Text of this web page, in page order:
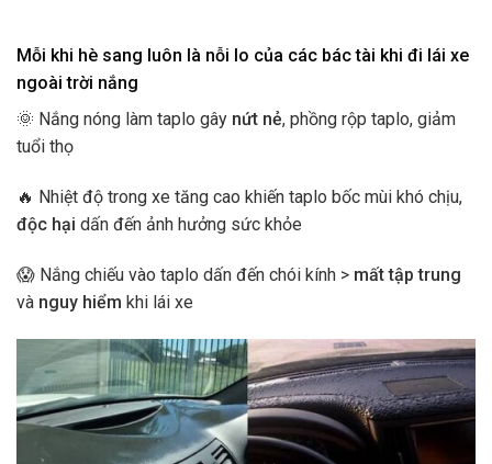
Mỗi khi hè sang luôn là nỗi lo của các bác tài khi đi lái xe
ngoài trời nắng
🌞 Nắng nóng làm taplo gây nứt nẻ, phồng rộp taplo, giảm
tuổi thọ
🔥 Nhiệt độ trong xe tăng cao khiến taplo bốc mùi khó chịu,
độc hại dấn đến ảnh hưởng sức khỏe
😱 Nắng chiếu vào taplo dấn đến chói kính > mất tập trung
và nguy hiểm khi lái xe